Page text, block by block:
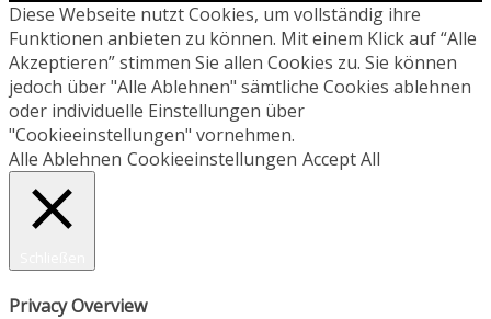
Diese Webseite nutzt Cookies, um vollständig ihre
Funktionen anbieten zu können. Mit einem Klick auf “Alle
Akzeptieren” stimmen Sie allen Cookies zu. Sie können
jedoch über "Alle Ablehnen" sämtliche Cookies ablehnen
oder individuelle Einstellungen über
"Cookieeinstellungen" vornehmen.
Alle Ablehnen Cookieeinstellungen Accept All
Privacy Overview